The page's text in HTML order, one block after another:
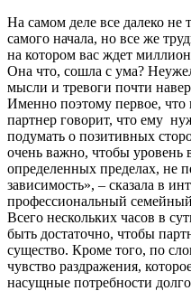
На самом деле все далеко не
самого начала, но все же
на котором вас ждет
Она что, сошла с ума?
мысли и тревоги почти
Именно поэтому первое, что
партнер говорит, что ему
подумать о позитивных
очень важно, чтобы уровень
определенных пределах, не
зависимость», – сказала в
профессиональный
Всего нескольких часов в
быть достаточно, чтобы
существо. Кроме того, по
чувство раздражения,
насущные потребности